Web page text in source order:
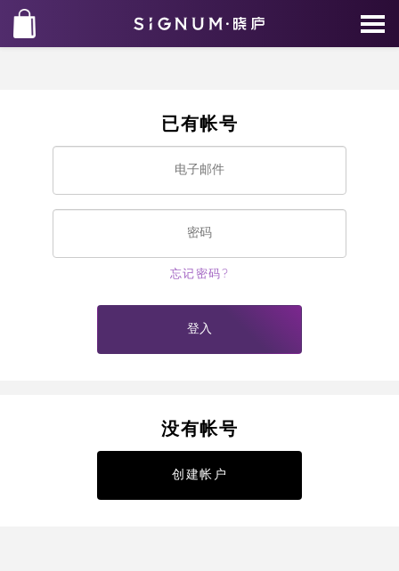
已有帐号
忘记密码?
登入
没有帐号
创建帐户